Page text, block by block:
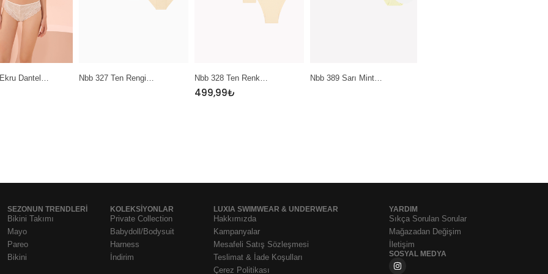
Ten Rengi… Nbb 328 Ten Renk… Nbb 389 Sarı Mint… Daymod Lady Fity 15…
SEZONUN TRENDLERI
Bikini Takımı
Mayo
Pareo
Bikini
KOLEKSIYONLAR
Private Collection
Babydoll/Bodysuit
Harness
İndirim
LUXIA SWIMWEAR & UNDERWEAR
Hakkımızda
Kampanyalar
Mesafeli Satış Sözleşmesi
Teslimat & İade Koşulları
Çerez Politikası
YARDIM
Sıkça Sorulan Sorular
Mağazadan Değişim
İletişim
SOSYAL MEDYA